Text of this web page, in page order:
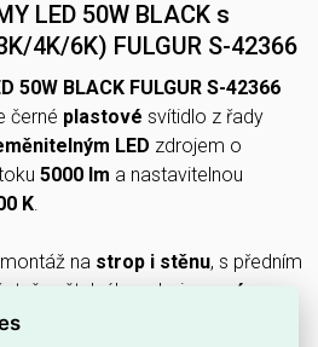
LED 50W BLACK s
4K/6K) FULGUR S-42366
50W BLACK FULGUR S-42366
černé plastové svítidlo z řady
LED zdrojem o
5000 lm a nastavitelnou
K.
na strop i stěnu, s předním
světelného zdroje,
není
třída je